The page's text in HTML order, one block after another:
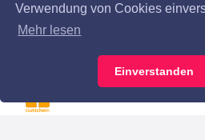
Verwendung von Cookies
Mehr lesen
Einverstanden